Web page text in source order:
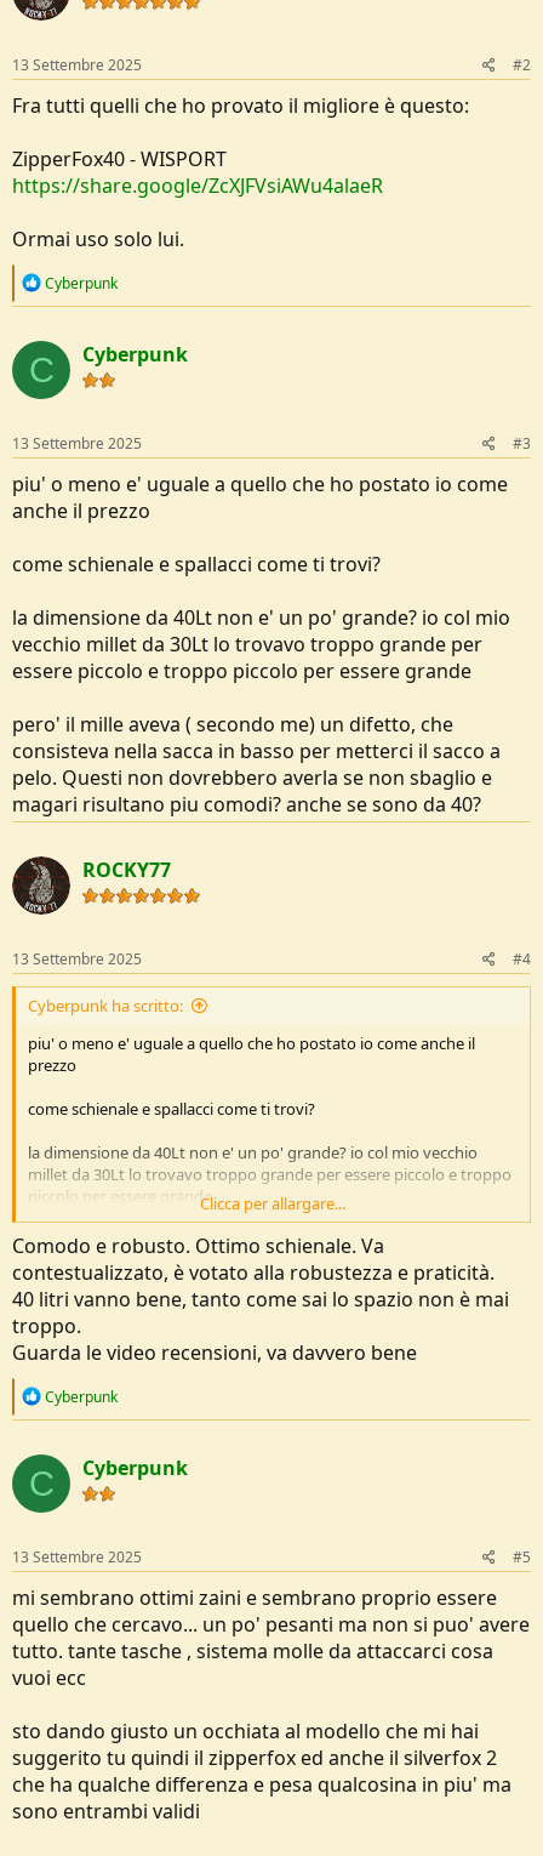
13 Settembre 2025 #2
Fra tutti quelli che ho provato il migliore è questo:
ZipperFox40 - WISPORT
https://share.google/ZcXJFVsiAWu4alaeR
Ormai uso solo lui.
R
c
t
i
o
s
:
Cyberpunk
C Cyberpunk
13 Settembre 2025 #3
piu' o meno e' uguale a quello che ho postato io come
anche il prezzo
come schienale e spallacci come ti trovi?
la dimensione da 40Lt non e' un po' grande? io col mio
vecchio millet da 30Lt lo trovavo troppo grande per
essere piccolo e troppo piccolo per essere grande
pero' il mille aveva ( secondo me) un difetto, che
consisteva nella sacca in basso per metterci il sacco a
pelo. Questi non dovrebbero averla se non sbaglio e
magari risultano piu comodi? anche se sono da 40?
ROCKY77
13 Settembre 2025 #4
Cyberpunk ha scritto:
piu' o meno e' uguale a quello che ho postato io come anche il
prezzo
come schienale e spallacci come ti trovi?
la dimensione da 40Lt non e' un po' grande? io col mio vecchio
millet da 30Lt lo trovavo troppo grande per essere piccolo e troppo
piccolo per essere grande
pero' il mille aveva ( secondo me) un difetto, che consisteva nella
sacca in basso per metterci il sacco a pelo. Questi non dovrebbero
averla se non sbaglio e magari risultano piu comodi? anche se sono
da 40?
Clicca per allargare...
Comodo e robusto. Ottimo schienale. Va
contestualizzato, è votato alla robustezza e praticità.
40 litri vanno bene, tanto come sai lo spazio non è mai
troppo.
Guarda le video recensioni, va davvero bene
R
c
t
i
o
s
:
Cyberpunk
C Cyberpunk
13 Settembre 2025 #5
mi sembrano ottimi zaini e sembrano proprio essere
quello che cercavo... un po' pesanti ma non si puo' avere
tutto. tante tasche , sistema molle da attaccarci cosa
vuoi ecc
sto dando giusto un occhiata al modello che mi hai
suggerito tu quindi il zipperfox ed anche il silverfox 2
che ha qualche differenza e pesa qualcosina in piu' ma
sono entrambi validi